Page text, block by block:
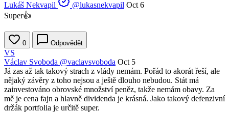
Lukáš Nekvapil
@lukasnekvapil Oct 6
Super👍
0 Odpovědět
VS
Václav Svoboda @vaclavsvoboda Oct 5
Já zas až tak takový strach z vlády nemám. Pořád to akorát řeší, ale
nějaký závěry z toho nejsou a ještě dlouho nebudou. Stát má
zainvestováno obrovské množství peněz, takže nemám obavy. Za
mě je cena fajn a hlavně dividenda je krásná. Jako takový defenzivní
držák portfolia je určitě super.